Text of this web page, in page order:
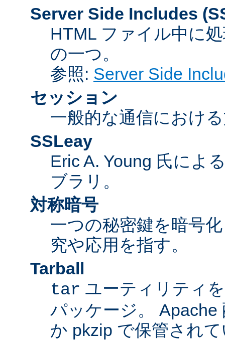
Server Side Includes
HTML ファイル中に
の一つ。
参照: Server Side
セッション
一般的な通信におけ
SSLeay
Eric A. Young 氏によ
ブラリ。
対称暗号
一つの秘密鍵を暗号
究や応用を指す。
Tarball
tar ユーティリティ
パッケージ。 Apache
か pkzip で保管され